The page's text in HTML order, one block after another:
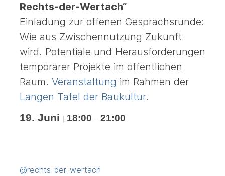
Rechts-der-Wertach“
Einladung zur offenen Gesprächsrunde:
Wie aus Zwischennutzung Zukunft
wird. Potentiale und Herausforderungen
temporärer Projekte im öffentlichen
Raum. Veranstaltung im Rahmen der
Langen Tafel der Baukultur.
19. Juni | 18:00 – 21:00
@rechts_der_wertach